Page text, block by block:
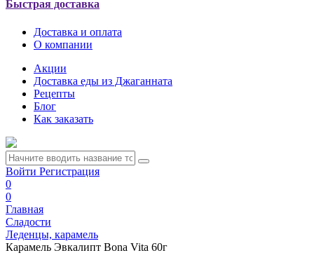
Быстрая доставка
Доставка и оплата
О компании
Акции
Доставка еды из Джаганната
Рецепты
Блог
Как заказать
Войти Регистрация
0
0
Главная
Сладости
Леденцы, карамель
Карамель Эвкалипт Bona Vita 60г